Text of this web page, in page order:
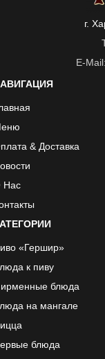
г.
E-Mail:
& Доставка
Нас
«Гершир»
к пиву
блюда
на мангале
блюда